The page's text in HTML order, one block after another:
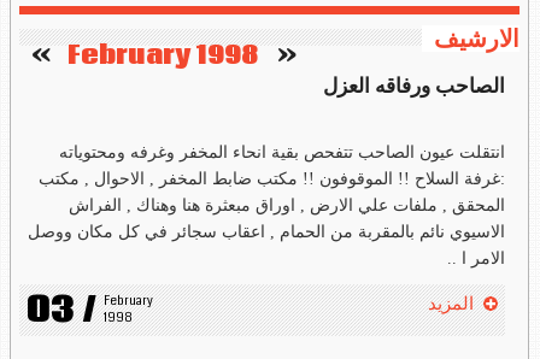
الارشيف «
February 1998
»
الصاحب ورفاقه العزل
انتقلت عيون الصاحب تتفحص بقية انحاء المخفر وغرفه ومحتوياته
:غرفة السلاح !! الموقوفون !! مكتب ضابط المخفر , الاحوال , مكتب
المحقق , ملفات علي الارض , اوراق مبعثرة هنا وهناك , الفراش
الاسيوي نائم بالمقربة من الحمام , اعقاب سجائر في كل مكان ووصل
الامر ا ..
03 / February
1998
المزيد